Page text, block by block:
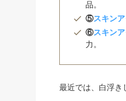
品。
⑤スキン
⑥スキン
力。
最近では、白浮き